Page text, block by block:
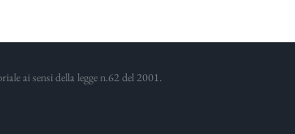
ai sensi della legge n.62 del 2001.